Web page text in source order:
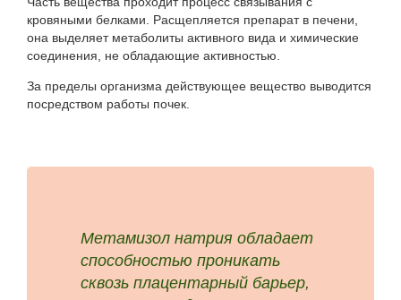
кровяными белками. Расщепляется препарат в печени,
она выделяет метаболиты активного вида и химические
соединения, не обладающие активностью.
За пределы организма действующее вещество выводится
посредством работы почек.
Метамизол натрия обладает
способностью проникать
сквозь плацентарный барьер,